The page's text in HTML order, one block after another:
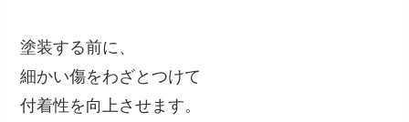
塗装する前に、
細かい傷をわざとつけて
付着性を向上させます。